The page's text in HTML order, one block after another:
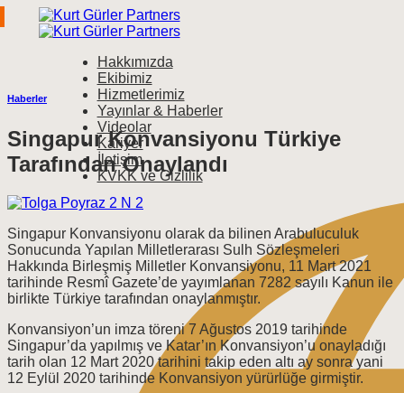
İçeriğe
Hakkımızda
Ekibimiz
Hizmetlerimiz
Yayınlar & Haberler
Videolar
Kariyer
İletişim
KVKK ve Gizlilik
Haberler
Singapur Konvansiyonu Türkiye
Tarafından Onaylandı
Singapur Konvansiyonu olarak da bilinen Arabuluculuk
Sonucunda Yapılan Milletlerarası Sulh Sözleşmeleri
Hakkında Birleşmiş Milletler Konvansiyonu, 11 Mart 2021
tarihinde Resmî Gazete’de yayımlanan 7282 sayılı Kanun ile
birlikte Türkiye tarafından onaylanmıştır.
Konvansiyon’un imza töreni 7 Ağustos 2019 tarihinde
Singapur’da yapılmış ve Katar’ın Konvansiyon’u onayladığı
tarih olan 12 Mart 2020 tarihini takip eden altı ay sonra yani
12 Eylül 2020 tarihinde Konvansiyon yürürlüğe girmiştir.